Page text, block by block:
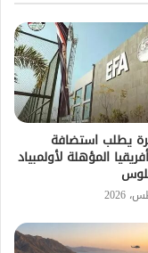
يطلب استضافة
المؤهلة لأولمبياد